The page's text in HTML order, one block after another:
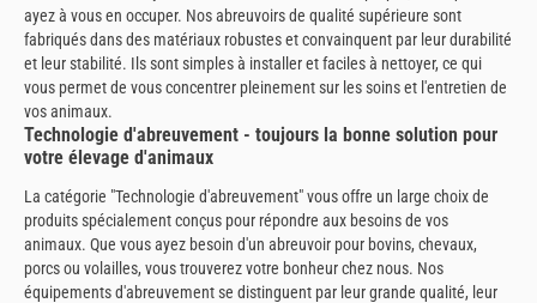
ayez à vous en occuper. Nos abreuvoirs de qualité supérieure sont
fabriqués dans des matériaux robustes et convainquent par leur durabilité
et leur stabilité. Ils sont simples à installer et faciles à nettoyer, ce qui
vous permet de vous concentrer pleinement sur les soins et l'entretien de
vos animaux.
Technologie d'abreuvement - toujours la bonne solution pour
votre élevage d'animaux
La catégorie "Technologie d'abreuvement" vous offre un large choix de
produits spécialement conçus pour répondre aux besoins de vos
animaux. Que vous ayez besoin d'un abreuvoir pour bovins, chevaux,
porcs ou volailles, vous trouverez votre bonheur chez nous. Nos
équipements d'abreuvement se distinguent par leur grande qualité, leur